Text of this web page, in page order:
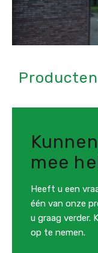
Producten
mee
Heeft u een
één van onze
u graag verder.
op te nemen.